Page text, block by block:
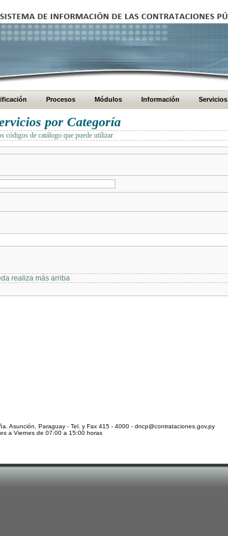
Procesos Módulos Información Servicios
por Categoría
códigos de catálogo que puede utilizar
realiza más arriba
Asunción, Paraguay - Tel. y Fax 415 - 4000 - dncp@contrataciones.gov.py
a Viernes de 07:00 a 15:00 horas